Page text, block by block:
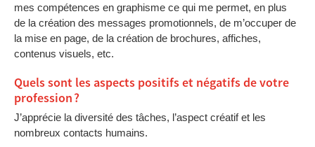
mes compétences en graphisme ce qui me permet, en plus
de la création des messages promotionnels, de m’occuper de
la mise en page, de la création de brochures, affiches,
contenus visuels, etc.
Quels sont les aspects positifs et négatifs de votre
profession ?
J’apprécie la diversité des tâches, l’aspect créatif et les
nombreux contacts humains.